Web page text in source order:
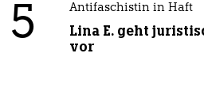
5 Antifaschistin in Haft
Lina E. geht
vor